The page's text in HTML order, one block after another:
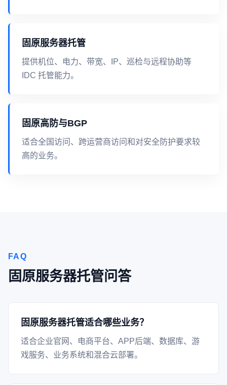
固原服务器托管
提供机位、电力、带宽、IP、巡检与远程协助等
IDC 托管能力。
固原高防与BGP
适合全国访问、跨运营商访问和对安全防护要求较
高的业务。
FAQ
固原服务器托管问答
固原服务器托管适合哪些业务？
适合企业官网、电商平台、APP后端、数据库、游
戏服务、业务系统和混合云部署。